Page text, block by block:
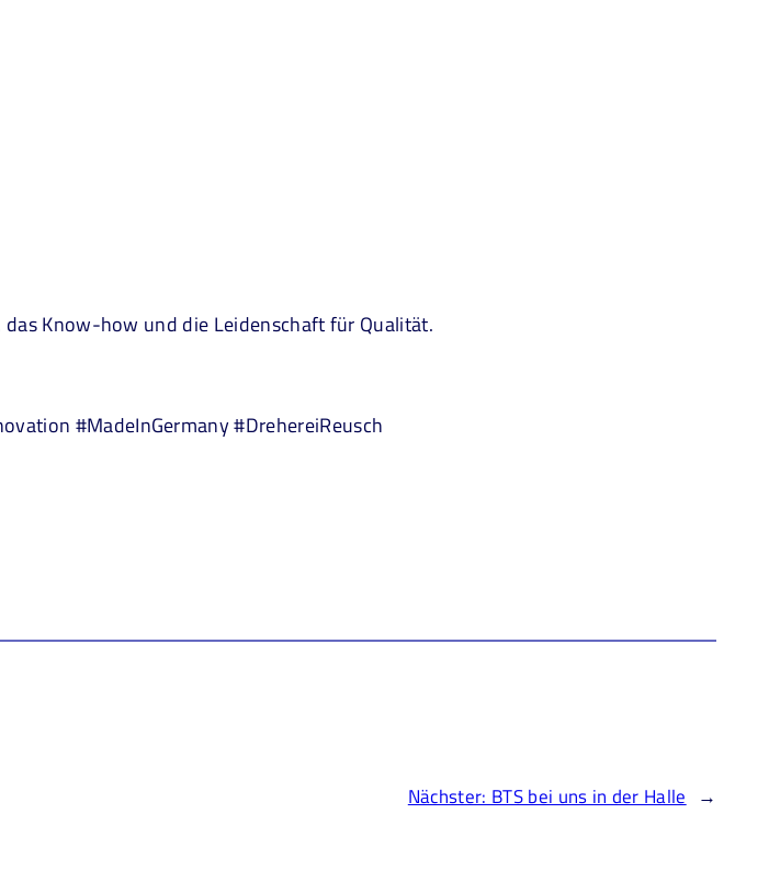
das Know-how und die Leidenschaft für Qualität.
#MadeInGermany #DrehereiReusch
Nächster: BTS bei uns in der Halle →